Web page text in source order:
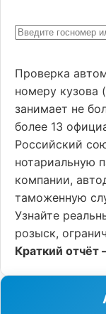
Проверка
номеру кузова
занимает не
более 13
Российский
нотариальную
компании,
таможенную
Узнайте
розыск,
Краткий отчёт